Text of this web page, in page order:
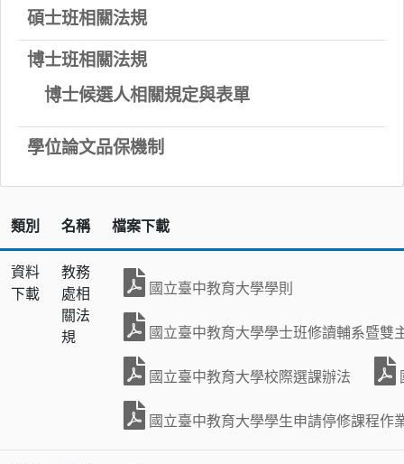
碩士班相關法規
博士班相關法規
博士候選人相關規定與表單
學位論文品保機制
類別 名稱 檔案下載
資料
下載
教務
處相
關法
規
國立臺中教育大學學則
國立臺中教育大學學士班修讀輔系暨雙
國立臺中教育大學校際選課辦法
國立臺中教育大學學生申請停修課程作